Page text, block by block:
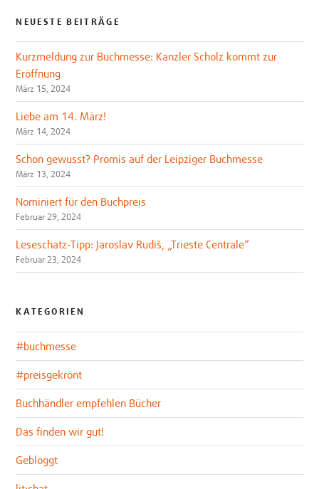
NEUESTE BEITRÄGE
Kurzmeldung zur Buchmesse: Kanzler Scholz kommt zur
Eröffnung
März 15, 2024
Liebe am 14. März!
März 14, 2024
Schon gewusst? Promis auf der Leipziger Buchmesse
März 13, 2024
Nominiert für den Buchpreis
Februar 29, 2024
Leseschatz-Tipp: Jaroslav Rudiš, „Trieste Centrale“
Februar 23, 2024
KATEGORIEN
#buchmesse
#preisgekrönt
Buchhändler empfehlen Bücher
Das finden wir gut!
Gebloggt